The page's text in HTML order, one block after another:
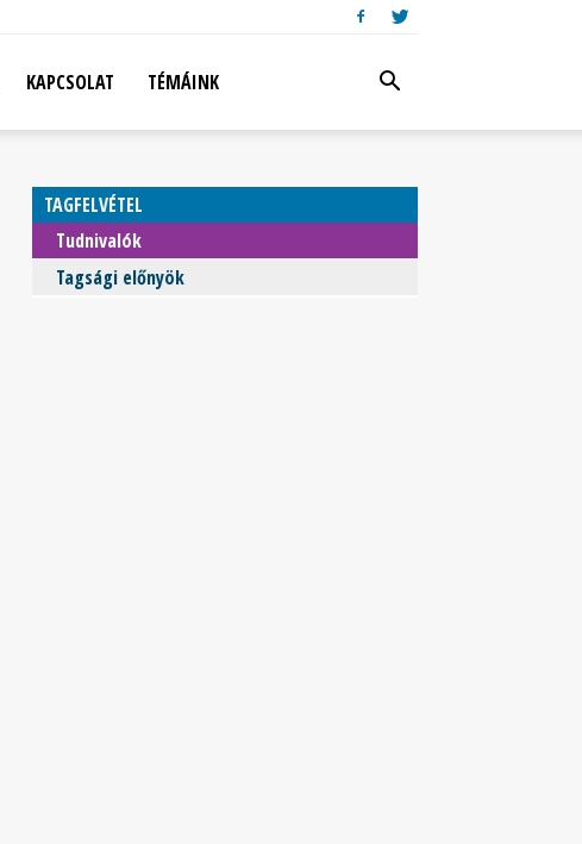
KAPCSOLAT TÉMÁINK
TAGFELVÉTEL
Tudnivalók
Tagsági előnyök